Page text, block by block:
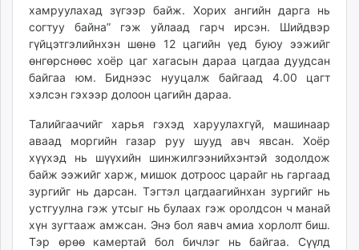
tvmongolia.mn
mass.mn
unegui.mn
assa.mn
paparazzi.mn
unread.today
хамруулахад зүгээр байж. Хорих ангийн дарга нь
согтуу байна” гэж уйлаад гарч ирсэн. Шийдвэр
гүйцэтгэлийнхэн шөнө 12 цагийн үед буюу ээжийг
өнгөрснөөс хоёр цаг хагасын дараа цагдаа дуудсан
байгаа юм. Биднээс нууцалж байгаад 4.00 цагт
хэлсэн гэхээр долоон цагийн дараа.
Талийгаачийг харья гэхэд харуулахгүй, машинаар
аваад моргийн газар руу шууд авч явсан. Хоёр
хүүхэд нь шүүхийн шинжилгээнийхэнтэй зодолдож
байж ээжийг харж, мишок дотроос царайг нь гаргаад
зургийг нь дарсан. Тэгтэл цагдаагийнхан зургийг нь
устгуулна гэж утсыг нь булаах гэж оролдсон ч манай
хүн зугтааж амжсан. Энэ бол яавч амиа хорлолт биш.
Тэр өрөө камертай бол бичлэг нь байгаа. Сүүлд